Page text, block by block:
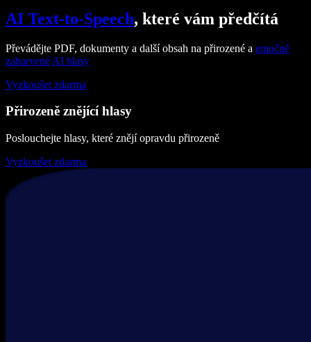
AI Text-to-Speech, které vám předčítá
Převádějte PDF, dokumenty a další obsah na přirozené a emočně
zabarvené AI hlasy
Vyzkoušet zdarma
Přirozeně znějící hlasy
Poslouchejte hlasy, které znějí opravdu přirozeně
Vyzkoušet zdarma